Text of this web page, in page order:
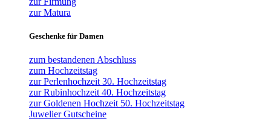
zur Matura
Geschenke für Damen
zum bestandenen Abschluss
zum Hochzeitstag
zur Perlenhochzeit 30. Hochzeitstag
zur Rubinhochzeit 40. Hochzeitstag
zur Goldenen Hochzeit 50. Hochzeitstag
Juwelier Gutscheine